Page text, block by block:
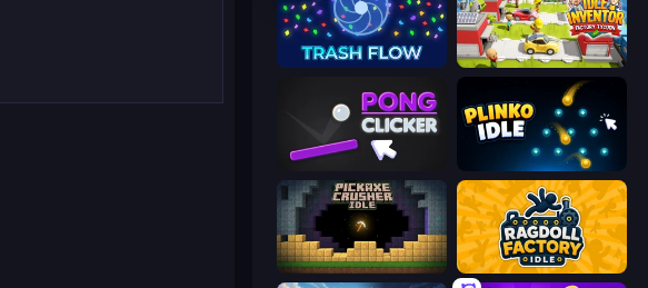
Trash Flow Idle Inventor
Pong Clicker Plinko Idle
Pickaxe Crusher Idle Ragdoll Factory Idle